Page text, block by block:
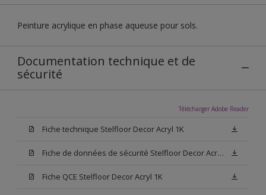
Peinture acrylique en phase aqueuse pour sols.
Documentation technique et de
sécurité
Télécharger Adobe Reader
Fiche technique Stelfloor Decor Acryl 1K
Fiche de données de sécurité Stelfloor Decor Acryl 1K
Fiche QCE Stelfloor Decor Acryl 1K